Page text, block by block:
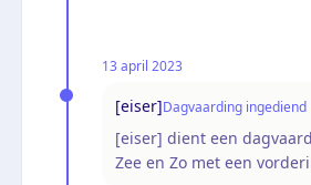
13 april 2023
[eiser]Dagvaarding ingediend
[eiser] dient een
Zee en Zo met een